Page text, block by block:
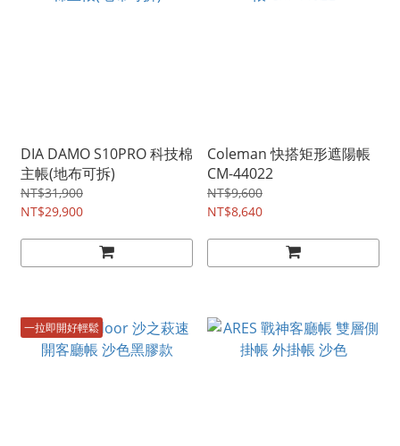
DIA DAMO S10PRO 科技棉
主帳(地布可拆)
NT$31,900
NT$29,900
Coleman 快搭矩形遮陽帳
CM-44022
NT$9,600
NT$8,640
一拉即開好輕鬆